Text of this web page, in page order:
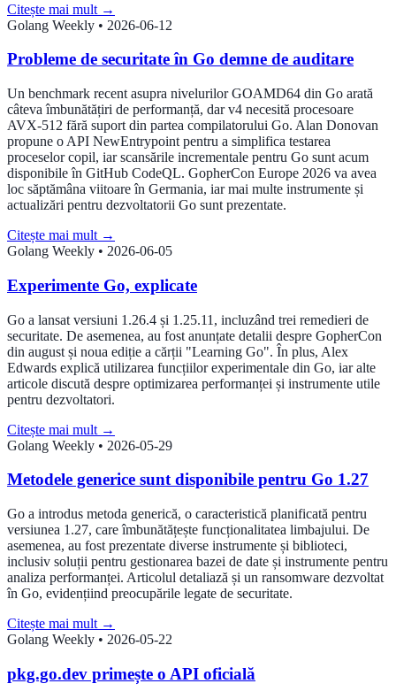
Citește mai mult →
Golang Weekly • 2026-06-12
Probleme de securitate în Go demne de auditare
Un benchmark recent asupra nivelurilor GOAMD64 din Go arată
câteva îmbunătățiri de performanță, dar v4 necesită procesoare
AVX-512 fără suport din partea compilatorului Go. Alan Donovan
propune o API NewEntrypoint pentru a simplifica testarea
proceselor copil, iar scansările incrementale pentru Go sunt acum
disponibile în GitHub CodeQL. GopherCon Europe 2026 va avea
loc săptămâna viitoare în Germania, iar mai multe instrumente și
actualizări pentru dezvoltatorii Go sunt prezentate.
Citește mai mult →
Golang Weekly • 2026-06-05
Experimente Go, explicate
Go a lansat versiuni 1.26.4 și 1.25.11, incluzând trei remedieri de
securitate. De asemenea, au fost anunțate detalii despre GopherCon
din august și noua ediție a cărții "Learning Go". În plus, Alex
Edwards explică utilizarea funcțiilor experimentale din Go, iar alte
articole discută despre optimizarea performanței și instrumente utile
pentru dezvoltatori.
Citește mai mult →
Golang Weekly • 2026-05-29
Metodele generice sunt disponibile pentru Go 1.27
Go a introdus metoda generică, o caracteristică planificată pentru
versiunea 1.27, care îmbunătățește funcționalitatea limbajului. De
asemenea, au fost prezentate diverse instrumente și biblioteci,
inclusiv soluții pentru gestionarea bazei de date și instrumente pentru
analiza performanței. Articolul detaliază și un ransomware dezvoltat
în Go, evidențiind preocupările legate de securitate.
Citește mai mult →
Golang Weekly • 2026-05-22
pkg.go.dev primește o API oficială